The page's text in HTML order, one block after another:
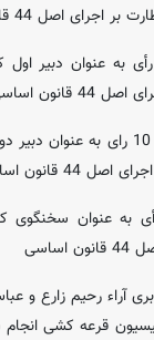
اصل 44 قانون اساسی
- محمود شکری با 11 رأی به
اساسی
-مهرداد بائوج لاهوتی با 10
قانون اساسی
قاضی پور با 6 رأی به
آراء رحیم زارع و
قرعه کشی انجام